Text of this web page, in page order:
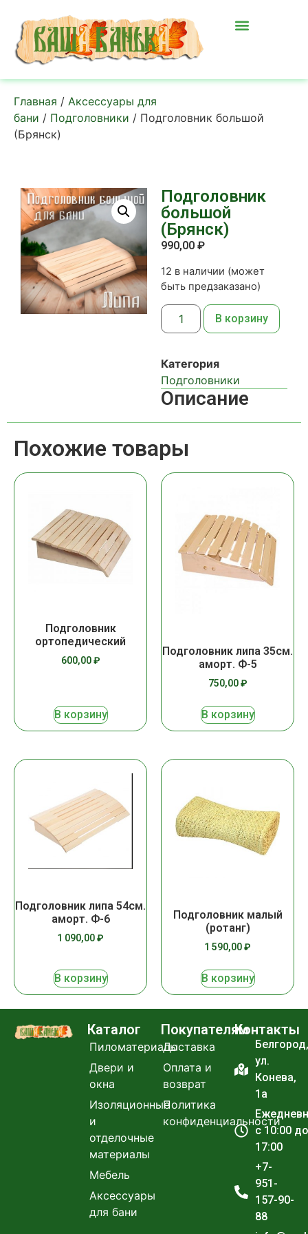
Главная / Аксессуары для
бани / Подголовники / Подголовник большой
(Брянск)
Подголовник
большой
(Брянск)
990,00 ₽
12 в наличии (может
быть предзаказано)
В корзину
Категория
Подголовники
Описание
Похожие товары
Подголовник
ортопедический
600,00₽
В корзину
Подголовник липа 35см.
аморт. Ф-5
750,00₽
В корзину
Подголовник липа 54см.
аморт. Ф-6
1 090,00₽
В корзину
Подголовник малый
(ротанг)
1 590,00₽
В корзину
Каталог
Пиломатериалы
Двери и
окна
Изоляционные
и
отделочные
материалы
Мебель
Аксессуары
для бани
Покупателям
Доставка
Оплата и
возврат
Политика
конфиденциальности
Контакты
Белгород,
ул.
Конева,
1а
с 10:00 до
17:00
+7-
951-
157-90-
88